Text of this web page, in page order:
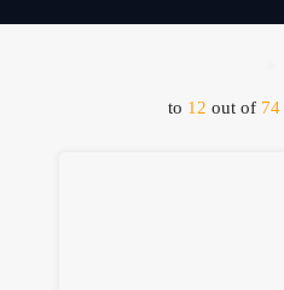
to 12 out of 74